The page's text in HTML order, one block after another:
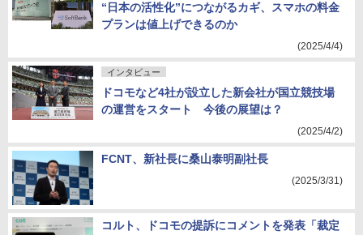
“日本の活性化”につながるカギ、スマホの料金
プランは値上げできるのか
(2025/4/4)
インタビュー
ドコモなど4社が設立した新会社が国立競技場
の運営をスタート 今後の展望は？
(2025/4/2)
FCNT、新社長に桑山泰明副社長
(2025/3/31)
コルト、ドコモの提訴にコメントを発表「裁定